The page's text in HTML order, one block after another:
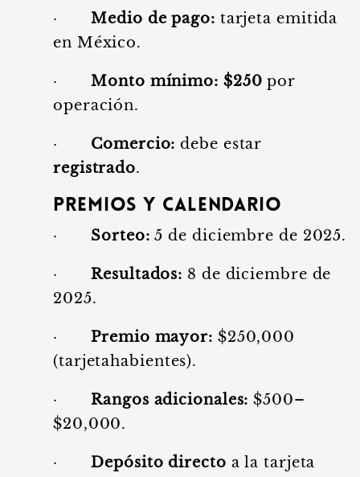
·Medio de pago: tarjeta emitida
en México.
·Monto mínimo: $250 por
operación.
· Comercio: debe estar
registrado.
Premios y calendario
· Sorteo: 5 de diciembre de 2025.
·Resultados: 8 de diciembre de
2025.
·Premio mayor: $250,000
(tarjetahabientes).
·Rangos adicionales: $500–
$20,000.
·Depósito directo a la tarjeta